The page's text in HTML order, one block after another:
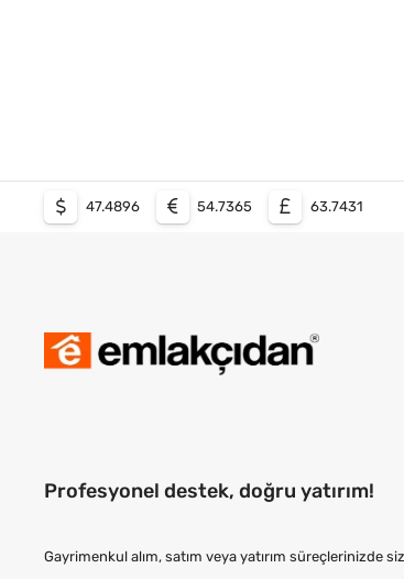
47.4896 54.7365 63.7431
Profesyonel destek, doğru yatırım!
Gayrimenkul alım, satım veya yatırım süreçlerinizde